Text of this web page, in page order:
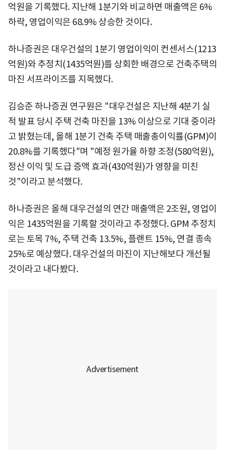
억원을 기록했다. 지난해 1분기와 비교하면 매출액은 6%
하락, 영업이익은 68.9% 상승한 것이다.
하나증권은 대우건설의 1분기 영업이익이 컨센서스(1213
억원)와 추정치(1435억원)를 상회한 배경으로 건축주택의
마진 서프라이즈를 지목했다.
김승준 하나증권 연구원은 "대우건설은 지난해 4분기 실
적 발표 당시 주택 건축 마진을 13% 이상으로 기대 중이라
고 밝혔는데, 올해 1분기 건축 주택 매출총이익률(GPM)이
20.8%를 기록했다"며 "예정 원가율 하향 조정(580억원),
정산 이익 및 도급 증액 효과(430억원)가 영향을 미친
것"이라고 분석했다.
하나증권은 올해 대우건설의 연간 매출액은 2조원, 영업이
익은 1435억원을 기록할 것이라고 추정했다. GPM 추정치
로는 토목 7%, 주택 건축 13.5%, 플랜트 15%, 연결 종속
25%로 예상했다. 대우건설의 마진이 지난해보다 개선될
것이라고 내다봤다.